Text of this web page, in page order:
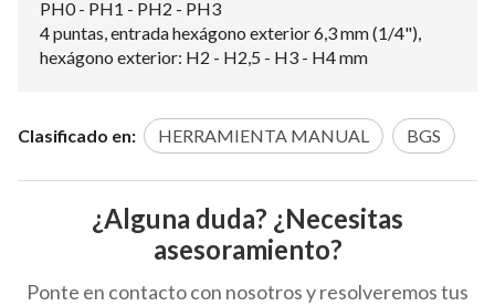
PH0 - PH1 - PH2 - PH3
4 puntas, entrada hexágono exterior 6,3 mm (1/4"),
hexágono exterior: H2 - H2,5 - H3 - H4 mm
Clasificado en: HERRAMIENTA MANUAL BGS
¿Alguna duda? ¿Necesitas
asesoramiento?
Ponte en contacto con nosotros y resolveremos tus